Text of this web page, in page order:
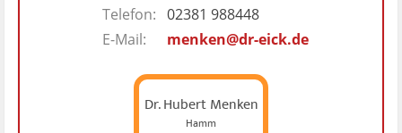
Telefon: 02381 988448
E-Mail:
menken@dr-eick.de
Dr. Hubert Menken
Hamm